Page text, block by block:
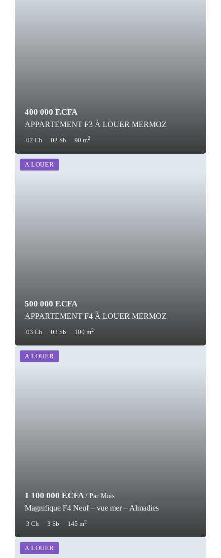
400 000 F.CFA
APPARTEMENT F3 À LOUER MERMOZ
02 Ch 02 Sb 90 m2
A LOUER
500 000 F.CFA
APPARTEMENT F4 À LOUER MERMOZ
03 Ch 03 Sb 100 m2
A LOUER
1 100 000 F.CFA / Par Mois
Magnifique F4 Neuf – vue mer – Almadies
3 Ch 3 Sb 145 m2
A LOUER